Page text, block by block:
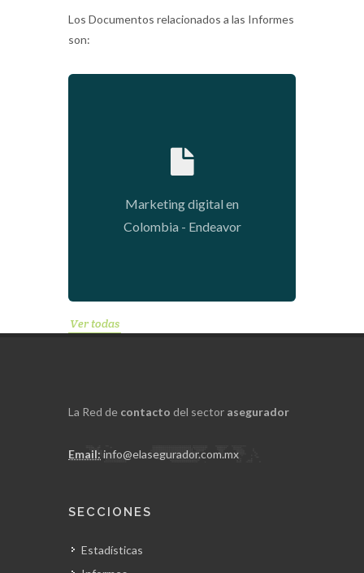
Los Documentos relacionados a las Informes
son:
Marketing digital en
Colombia - Endeavor
Ver todas
La Red de contacto del sector asegurador
Email: info@elasegurador.com.mx
SECCIONES
Estadísticas